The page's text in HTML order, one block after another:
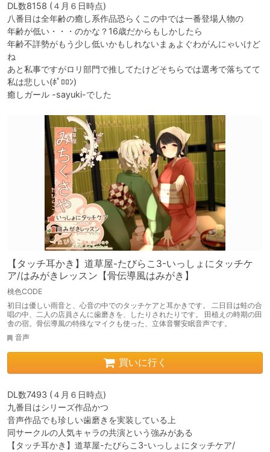
DL数8158 (４月６日時点)
八番目は全年齢の癒し系作品恐らくこの中では一番登場人物の
年齢が低い・・・のかな？16歳だからもしかしたら
年齢不詳勢がもう少し低いかもしれないまぁよぐわがんにゃいけど
ね
あと私事ですがロリ部門で推してたけどそちらでは選考で落ちてて
私は悲しい(ﾎﾟﾛﾛﾝ)
癒しガール -sayuki-でした
【タッチ耳かき】道草屋-たびらこ3-いっしょにタッチケ
ア/はみがきレッスン【骨伝導風はみがき】
桃色CODE
初日は優しい雨音と、心音の中でのタッチケアと耳かきです。 二日目は蛙の合
唱の中、二人の店員さんに歯磨きを、したりされたりです。 田植えの時期の田
舎の宿。骨伝導風の特殊なマイクも使った、立体音響安眠音声です。
音声
買いに行く
DL数7493 (４月６日時点)
九番目はシリーズ作品かつ
音声作品でも珍しい歯磨きを実装している上
同サークルの人気キャラの共演という強みがある
【タッチ耳かき】道草屋-たびらこ3-いっしょにタッチケア/